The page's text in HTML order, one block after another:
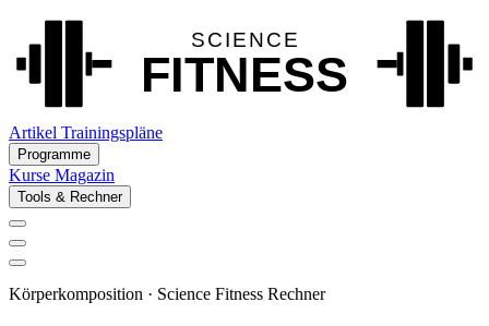
Artikel Trainingspläne
Programme
Kurse Magazin
Tools & Rechner
Körperkomposition · Science Fitness Rechner